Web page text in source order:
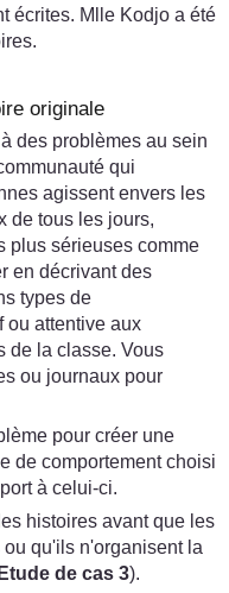
écrites. Mlle Kodjo a été
originale
des problèmes au sein
qui
agissent envers les
de tous les jours,
plus sérieuses comme
en décrivant des
types de
ou attentive aux
de la classe. Vous
ou journaux pour
pour créer une
de comportement choisi
à celui-ci.
histoires avant que les
qu'ils n'organisent la
Etude de cas 3).